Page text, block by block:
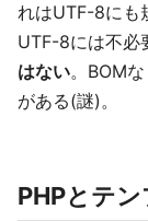
れはUTF-8にも
UTF-8には不必
はない。BOM
がある(謎)。
PHPとテ